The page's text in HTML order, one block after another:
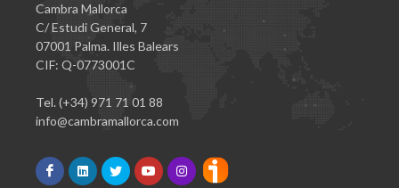
Cambra Mallorca
C/ Estudi General, 7
07001 Palma. Illes Balears
CIF: Q-0773001C
Tel. (+34) 971 71 01 88
info@cambramallorca.com